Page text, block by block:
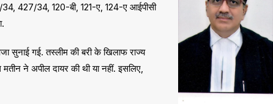
427/34, 120-बी, 121-ए, 124-ए आईपीसी
सुनाई गई. तस्लीम की बरी के खिलाफ राज्य
ने अपील दायर की थी या नहीं. इसलिए,